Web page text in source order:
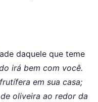
daquele que teme
irá bem com você.
em sua casa;
oliveira ao redor da